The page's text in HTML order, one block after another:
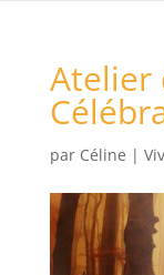
Atelier
par Céline |